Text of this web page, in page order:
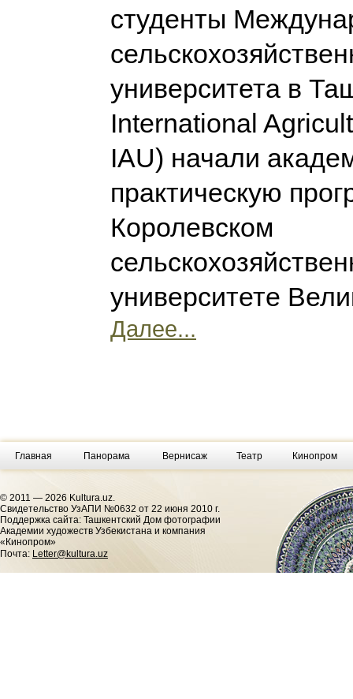
студенты
университета в
International
IAU) начали
практическую
Королевском
университете
Далее...
Главная Панорама Вернисаж Театр Кинопром
© 2011 — 2026 Kultura.uz.
Cвидетельство УзАПИ №0632 от 22 июня 2010 г.
Поддержка сайта: Ташкентский Дом фотографии
Академии художеств Узбекистана и компания
«Кинопром»
Почта: Letter@kultura.uz